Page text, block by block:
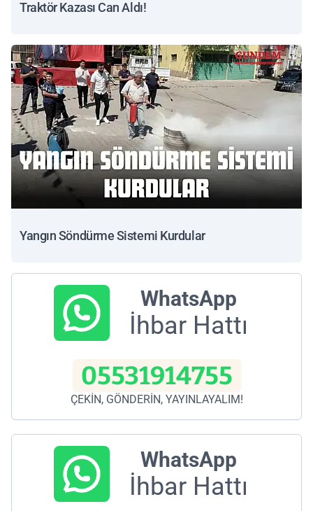
Traktör Kazası Can Aldı!
Yangın Söndürme Sistemi Kurdular
WhatsApp
İhbar Hattı
05531914755
ÇEKİN, GÖNDERİN, YAYINLAYALIM!
WhatsApp
İhbar Hattı